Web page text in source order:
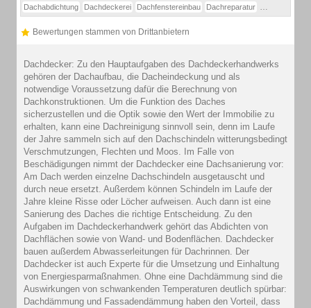
Dachabdichtung Dachdeckerei Dachfenstereinbau Dachreparatur
Bewertungen stammen von Drittanbietern
Dachdecker: Zu den Hauptaufgaben des Dachdeckerhandwerks
gehören der Dachaufbau, die Dacheindeckung und als
notwendige Voraussetzung dafür die Berechnung von
Dachkonstruktionen. Um die Funktion des Daches
sicherzustellen und die Optik sowie den Wert der Immobilie zu
erhalten, kann eine Dachreinigung sinnvoll sein, denn im Laufe
der Jahre sammeln sich auf den Dachschindeln witterungsbedingt
Verschmutzungen, Flechten und Moos. Im Falle von
Beschädigungen nimmt der Dachdecker eine Dachsanierung vor:
Am Dach werden einzelne Dachschindeln ausgetauscht und
durch neue ersetzt. Außerdem können Schindeln im Laufe der
Jahre kleine Risse oder Löcher aufweisen. Auch dann ist eine
Sanierung des Daches die richtige Entscheidung. Zu den
Aufgaben im Dachdeckerhandwerk gehört das Abdichten von
Dachflächen sowie von Wand- und Bodenflächen. Dachdecker
bauen außerdem Abwasserleitungen für Dachrinnen. Der
Dachdecker ist auch Experte für die Umsetzung und Einhaltung
von Energiesparmaßnahmen. Ohne eine Dachdämmung sind die
Auswirkungen von schwankenden Temperaturen deutlich spürbar:
Dachdämmung und Fassadendämmung haben den Vorteil, dass